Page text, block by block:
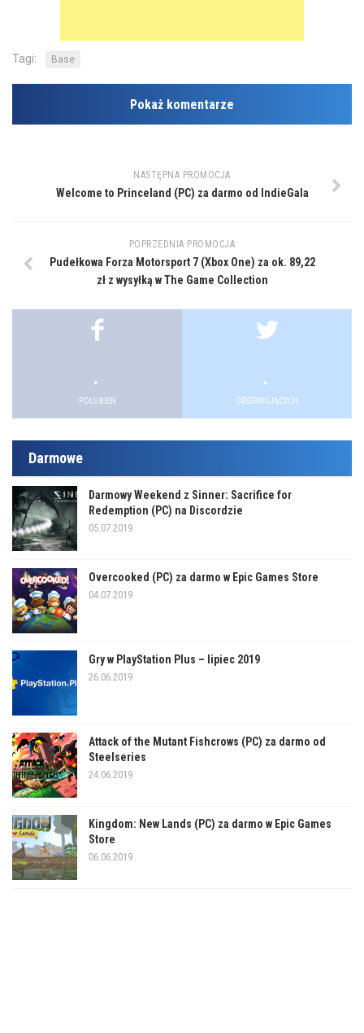
Tagi: Base
Pokaż komentarze
NASTĘPNA PROMOCJA
Welcome to Princeland (PC) za darmo od IndieGala
POPRZEDNIA PROMOCJA
Pudełkowa Forza Motorsport 7 (Xbox One) za ok. 89,22
zł z wysyłką w The Game Collection
..
POLUBIEŃ
.
OBSERWUJĄCYCH
Darmowe
Darmowy Weekend z Sinner: Sacrifice for
Redemption (PC) na Discordzie
05.07.2019
Overcooked (PC) za darmo w Epic Games Store
04.07.2019
Gry w PlayStation Plus – lipiec 2019
26.06.2019
Attack of the Mutant Fishcrows (PC) za darmo od
Steelseries
24.06.2019
Kingdom: New Lands (PC) za darmo w Epic Games
Store
06.06.2019